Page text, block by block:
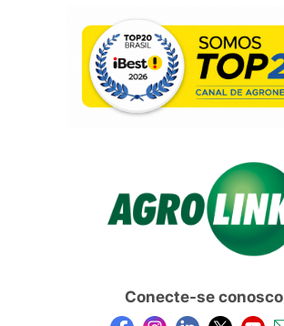
Conecte-se conosco